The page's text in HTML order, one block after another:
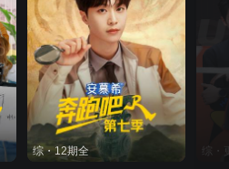
综・12期全 综